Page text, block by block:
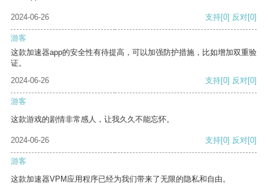
2024-06-26 支持[0] 反对[0]
游客
这款加速器app的安全性有待提高，可以加强防护措施，比如增加双重验
证。
2024-06-26
支持[0] 反对[0]
游客
这款游戏的剧情非常感人，让我久久不能忘怀。
2024-06-26 支持[0] 反对[0]
游客
这款加速器VPM应用程序已经为我们带来了无限的隐私和自由。